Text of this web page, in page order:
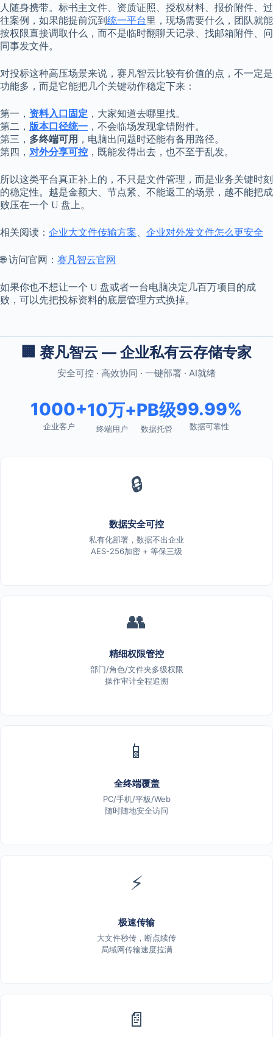
人随身携带。标书主文件、资质证照、授权材料、报价附件、过
往案例，如果能提前沉到 统一平台里，现场需要什么，团队就能
按权限直接调取什么，而不是临时翻聊天记录、找邮箱附件、问
同事发文件。
对投标这种高压场景来说，赛凡智云比较有价值的点，不一定是
功能多，而是它能把几个关键动作稳定下来：
第一， 资料入口固定 ，大家知道去哪里找。
第二， 版本口径统一 ，不会临场发现拿错附件。
第三， 多终端可用 ，电脑出问题时还能有备用路径。
第四， 对外分享可控 ，既能发得出去，也不至于乱发。
所以这类平台真正补上的，不只是文件管理，而是业务关键时刻
的稳定性。越是金额大、节点紧、不能返工的场景，越不能把成
败压在一个 U 盘上。
相关阅读： 企业大文件传输方案 企业对外发文件怎么更安全
🌐 访问官网： 赛凡智云官网
如果你也不想让一个 U 盘或者一台电脑决定几百万项目的成
败，可以先把投标资料的底层管理方式换掉。
🏢 赛凡智云 — 企业私有云存储专家
安全可控 · 高效协同 · 一键部署 · AI就绪
1000+
企业客户
10万+
终端用户
PB级
数据托管
99.99%
数据可靠性
🔒
数据安全可控
私有化部署，数据不出企业
AES-256加密 + 等保三级
👥
精细权限管控
部门/角色/文件夹多级权限
操作审计全程追溯
📱
全终端覆盖
PC/手机/平板/Web
随时随地安全访问
⚡
极速传输
大文件秒传，断点续传
局域网传输速度拉满
📄